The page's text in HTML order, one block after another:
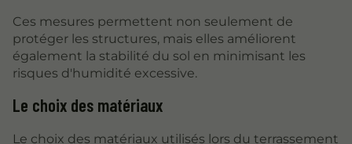
Ces mesures permettent non seulement de
protéger les structures, mais elles améliorent
également la stabilité du sol en minimisant les
risques d'humidité excessive.
Le choix des matériaux
Le choix des matériaux utilisés lors du terrassement